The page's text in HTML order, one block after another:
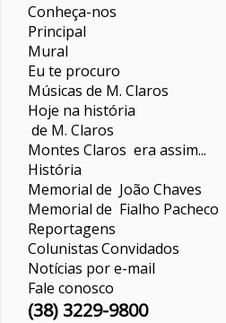
Conheça-nos
Principal
Mural
Eu te procuro
Músicas de M. Claros
Hoje na história
de M. Claros
Montes Claros era assim...
História
Memorial de João Chaves
Memorial de Fialho Pacheco
Reportagens
ColunistasConvidados
Notícias por e-mail
Fale conosco
(38) 3229-9800